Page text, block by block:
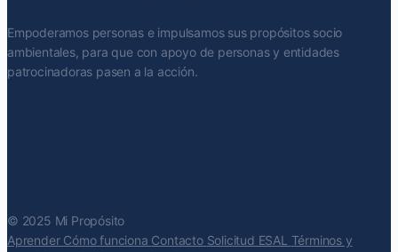
Empoderamos personas e impulsamos sus propósitos socio
ambientales, para que con apoyo de personas y entidades
patrocinadoras pasen a la acción.
© 2025 Mi Propósito
Aprender Cómo funciona Contacto Solicitud ESAL Términos y